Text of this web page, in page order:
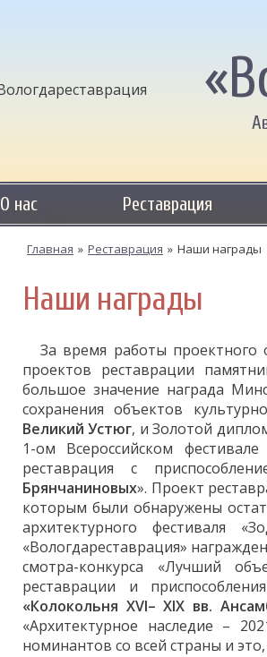
О нас Реставрация
Главная » Реставрация » Наши награды
Наши награды
За время работы проектного
проектов реставрации
большое значение награда
сохранения объектов
Великий Устюг, и Золотой
1-ом Всероссийском
реставрация с
Брянчаниновых». Проект
которым были обнаружены
архитектурного фестиваля
«Вологдареставрация»
смотра-конкурса «Лучший
реставрации и
«Колокольня XVI– XIX вв.
«Архитектурное наследие –
номинантов со всей страны и